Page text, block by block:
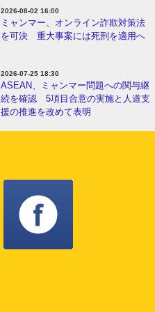
2026-08-02 16:00
ミャンマー、オンライン詐欺対策法
を可決 重大事案には死刑を適用へ
2026-07-25 18:30
ASEAN、ミャンマー問題への関与継
続を確認 5項目合意の実施と人道支
援の推進を改めて表明